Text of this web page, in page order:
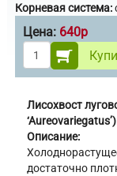
Корневая система:
Цена: 640р
Лисохвост
‘Aureovariegatus’)
Описание:
достаточно